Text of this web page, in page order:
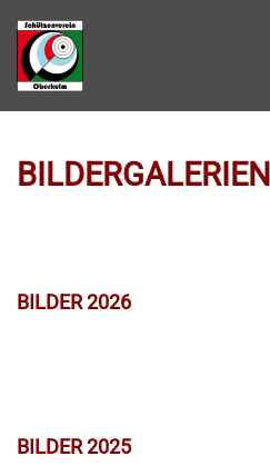
Zum Hauptinhalt springen
BILDERGALERIEN
BILDER 2026
BILDER 2025